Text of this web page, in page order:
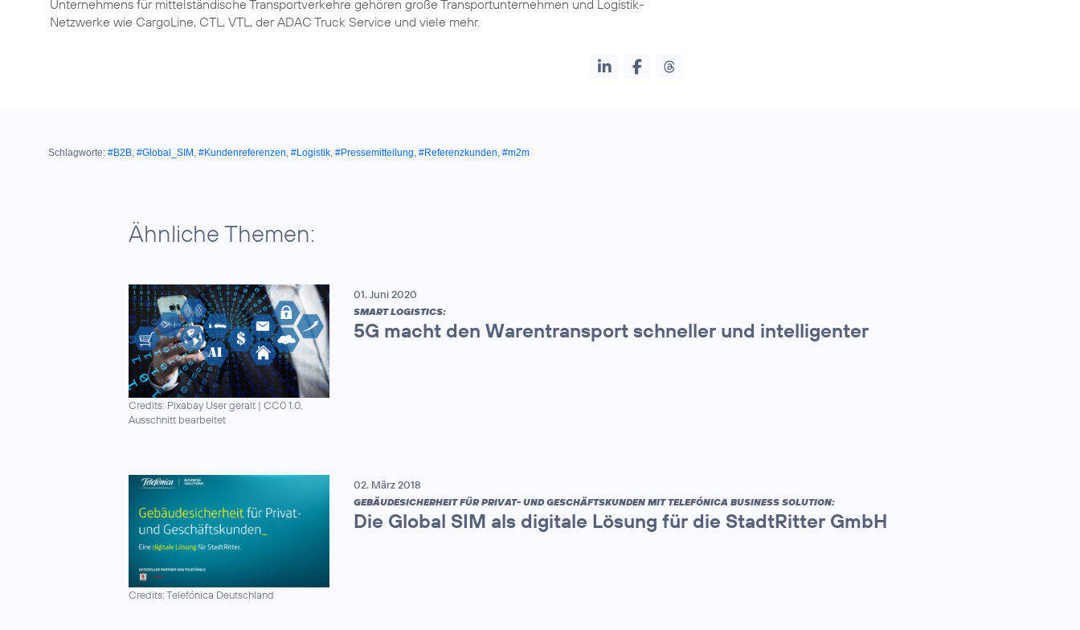
Unternehmens für mittelständische Transportverkehre gehören große Transportunternehmen und Logistik-
Netzwerke wie CargoLine, CTL, VTL, der ADAC Truck Service und viele mehr.
Schlagworte: #B2B, #Global_SIM , #Kundenreferenzen, #Logistik, #Pressemitteilung, #Referenzkunden, #m2m
Ähnliche Themen:
Credits: Pixabay User geralt | CC0 1.0,
Ausschnitt bearbeitet
01. Juni 2020
SMART LOGISTICS:
5G macht den Warentransport schneller und intelligenter
Credits: Telefónica Deutschland
02. März 2018
GEBÄUDESICHERHEIT FÜR PRIVAT- UND GESCHÄFTSKUNDEN MIT TELEFÓNICA BUSINESS SOLUTION:
Die Global SIM als digitale Lösung für die StadtRitter GmbH